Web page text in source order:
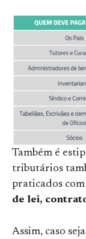
Também é
tributários
praticados com
de lei,
Assim, caso